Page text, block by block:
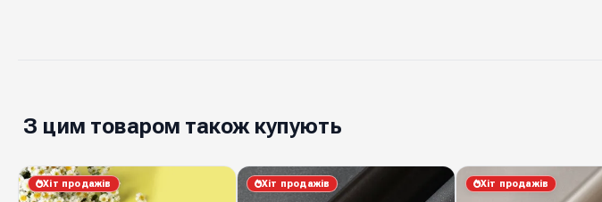
З цим товаром також купують
Хіт продажів Хіт продажів Хіт продажів